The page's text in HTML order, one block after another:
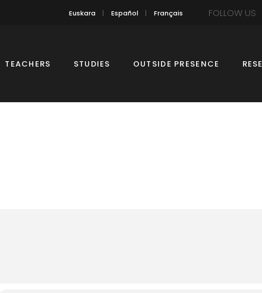
Euskara Español Français FOLLOW US
TEACHERS STUDIES OUTSIDE PRESENCE